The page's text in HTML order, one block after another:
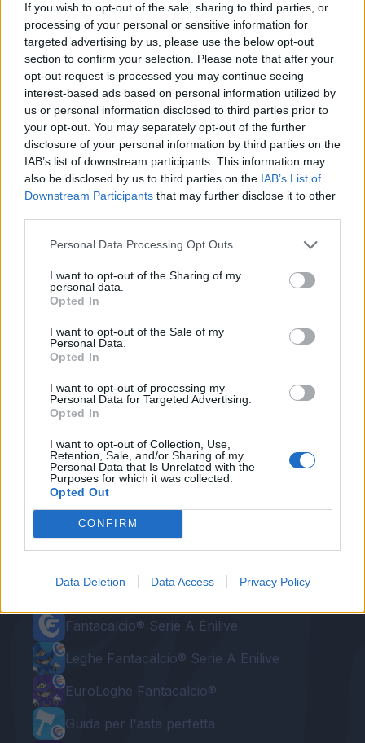
If you wish to opt-out of the sale, sharing to third parties, or
processing of your personal or sensitive information for
targeted advertising by us, please use the below opt-out
section to confirm your selection. Please note that after your
opt-out request is processed you may continue seeing
interest-based ads based on personal information utilized by
us or personal information disclosed to third parties prior to
your opt-out. You may separately opt-out of the further
disclosure of your personal information by third parties on the
IAB’s list of downstream participants. This information may
also be disclosed by us to third parties on the IAB’s List of
Downstream Participants that may further disclose it to other
Personal Data Processing Opt Outs
I want to opt-out of the Sharing of my
personal data.
Opted In
I want to opt-out of the Sale of my
Personal Data.
Opted In
I want to opt-out of processing my
Personal Data for Targeted Advertising.
Opted In
I want to opt-out of Collection, Use,
Retention, Sale, and/or Sharing of my
Personal Data that Is Unrelated with the
Purposes for which it was collected.
Opted Out
CONFIRM
Data Deletion Data Access Privacy Policy
centrocampista dei viola ha rimediato un
problema fisico durante la preparazione al
match e non scenderà in campo dal primo
minuto, come avrebbe dovuto.
Al suo posto giocherà dunque Antonin Barak
titolare quindi nel ruolo di trequartista alle spalle
di Arthur Cabral. Non si conosce l'entità del
problema e per scoprirlo bisognerà attendere
grave.
Autore
Redazione Fantacalcio.it
Le nostre app
Fantacalcio® Serie A Enilive
Leghe Fantacalcio® Serie A Enilive
EuroLeghe Fantacalcio®
Guida per l'asta perfetta